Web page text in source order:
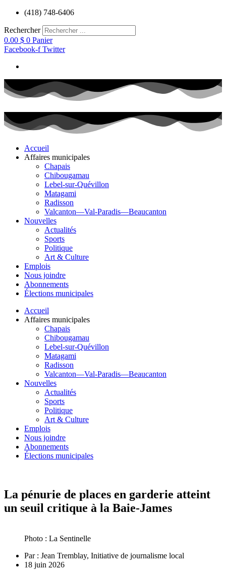
Aller
contenu
(418) 748-6406
Rechercher
0.00 $ 0 Panier
Facebook-f Twitter
Accueil
Affaires municipales
Chapais
Chibougamau
Lebel-sur-Quévillon
Matagami
Radisson
Valcanton—Val-Paradis—Beaucanton
Nouvelles
Actualités
Sports
Politique
Art & Culture
Emplois
Nous joindre
Abonnements
Élections municipales
Accueil
Affaires municipales
Chapais
Chibougamau
Lebel-sur-Quévillon
Matagami
Radisson
Valcanton—Val-Paradis—Beaucanton
Nouvelles
Actualités
Sports
Politique
Art & Culture
Emplois
Nous joindre
Abonnements
Élections municipales
La pénurie de places en garderie atteint
un seuil critique à la Baie-James
Photo : La Sentinelle
Par : Jean Tremblay, Initiative de journalisme local
18 juin 2026